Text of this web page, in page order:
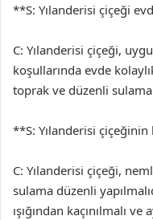
**S: Yılanderisi çiçeği
C: Yılanderisi çiçeği,
koşullarında evde
toprak ve düzenli
**S: Yılanderisi çiçeğinin
C: Yılanderisi çiçeği,
sulama düzenli
ışığından kaçınılmalı